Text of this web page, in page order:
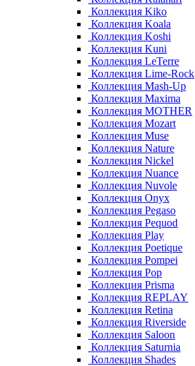
Коллекция Kiko
Коллекция Koala
Коллекция Koshi
Коллекция Kuni
Коллекция LeTerre
Коллекция Lime-Rock
Коллекция Mash-Up
Коллекция Maxima
Коллекция MOTHER
Коллекция Mozart
Коллекция Muse
Коллекция Nature
Коллекция Nickel
Коллекция Nuance
Коллекция Nuvole
Коллекция Onyx
Коллекция Pegaso
Коллекция Pequod
Коллекция Play
Коллекция Poetique
Коллекция Pompei
Коллекция Pop
Коллекция Prisma
Коллекция REPLAY
Коллекция Retina
Коллекция Riverside
Коллекция Saloon
Коллекция Saturnia
Коллекция Shades